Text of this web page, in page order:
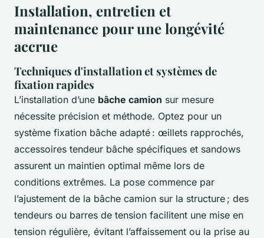
Installation, entretien et
maintenance pour une longévité
accrue
Techniques d'installation et systèmes de
fixation rapides
L’installation d’une bâche camion sur mesure
nécessite précision et méthode. Optez pour un
système fixation bâche adapté : œillets rapprochés,
accessoires tendeur bâche spécifiques et sandows
assurent un maintien optimal même lors de
conditions extrêmes. La pose commence par
l’ajustement de la bâche camion sur la structure ; des
tendeurs ou barres de tension facilitent une mise en
tension régulière, évitant l’affaissement ou la prise au